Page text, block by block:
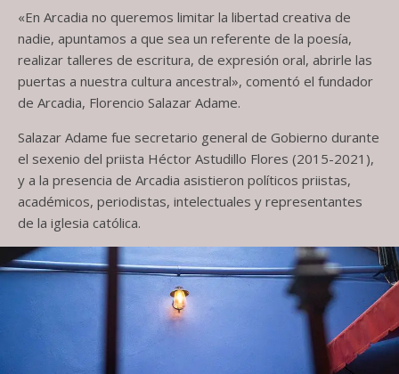
«En Arcadia no queremos limitar la libertad creativa de
nadie, apuntamos a que sea un referente de la poesía,
realizar talleres de escritura, de expresión oral, abrirle las
puertas a nuestra cultura ancestral», comentó el fundador
de Arcadia, Florencio Salazar Adame.
Salazar Adame fue secretario general de Gobierno durante
el sexenio del priista Héctor Astudillo Flores (2015-2021),
y a la presencia de Arcadia asistieron políticos priistas,
académicos, periodistas, intelectuales y representantes
de la iglesia católica.